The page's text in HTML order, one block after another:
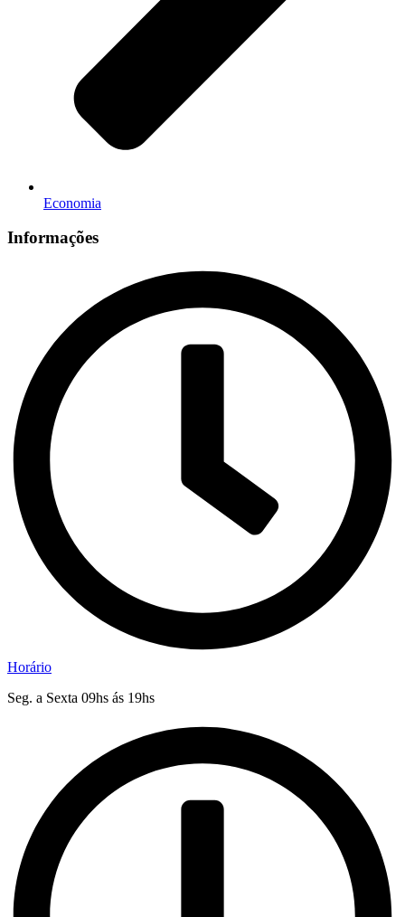
Economia
Informações
Horário
Seg. a Sexta 09hs ás 19hs